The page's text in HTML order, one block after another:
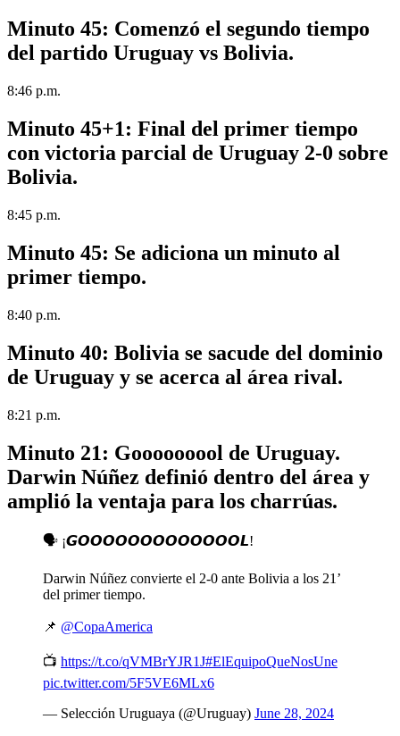
Minuto 45: Comenzó el segundo tiempo
del partido Uruguay vs Bolivia.
8:46 p.m.
Minuto 45+1: Final del primer tiempo
con victoria parcial de Uruguay 2-0 sobre
Bolivia.
8:45 p.m.
Minuto 45: Se adiciona un minuto al
primer tiempo.
8:40 p.m.
Minuto 40: Bolivia se sacude del dominio
de Uruguay y se acerca al área rival.
8:21 p.m.
Minuto 21: Gooooooool de Uruguay.
Darwin Núñez definió dentro del área y
amplió la ventaja para los charrúas.
🗣️ ¡𝙂𝙊𝙊𝙊𝙊𝙊𝙊𝙊𝙊𝙊𝙊𝙊𝙊𝙊𝙇!
Darwin Núñez convierte el 2-0 ante Bolivia a los 21’
del primer tiempo.
📌 @CopaAmerica
📺 https://t.co/qVMBrYJR1J#ElEquipoQueNosUne
pic.twitter.com/5F5VE6MLx6
— Selección Uruguaya (@Uruguay) June 28, 2024